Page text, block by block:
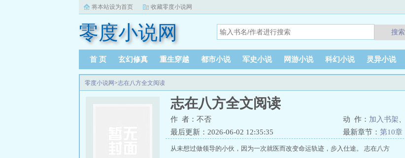
将本站设为首页 收藏零度小说网
零度小说网 搜索
首 页 玄幻修真 重生穿越 都市小说 军史小说 网游小说 科幻小说 灵异小说
零度小说网>志在八方全文阅读
志在八方全文阅读
作 者：不否 动 作： 加入书架
最后更新：2026-06-02 12:35:35
最新章节： 第10章
从未想过做领导的小伙，因为一次就医而改变命运轨迹，步入仕途。 志在八方